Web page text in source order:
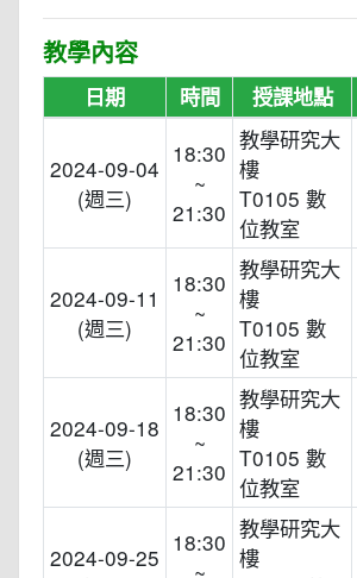
教學內容
日期 時間 授課地點
2024-09-04
(週三)
18:30
~
21:30
教學研究大
樓
T0105 數
位教室
2024-09-11
(週三)
18:30
~
21:30
教學研究大
樓
T0105 數
位教室
2024-09-18
(週三)
18:30
~
21:30
教學研究大
樓
T0105 數
位教室
2024-09-25
18:30
~
教學研究大
樓